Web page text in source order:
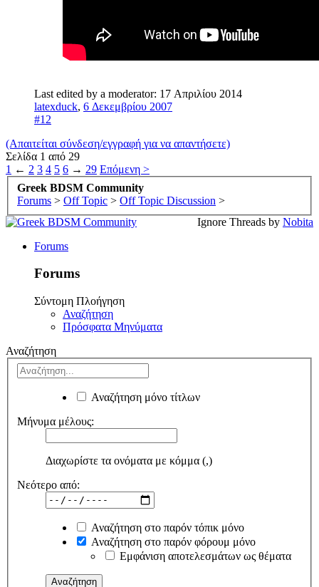
Last edited by a moderator: 17 Απριλίου 2014
latexduck, 6 Δεκεμβρίου 2007
#12
(Απαιτείται σύνδεση/εγγραφή για να απαντήσετε)
Σελίδα 1 από 29
1 ← 2 3 4 5 6 → 29 Επόμενη >
Greek BDSM Community
Forums > Off Topic > Off Topic Discussion >
Ignore Threads by Nobita
Forums
Forums
Σύντομη Πλοήγηση
Αναζήτηση
Πρόσφατα Μηνύματα
Αναζήτηση
Αναζήτηση μόνο τίτλων
Μήνυμα μέλους:
Διαχωρίστε τα ονόματα με κόμμα (,)
Νεότερο από:
Αναζήτηση στο παρόν τόπικ μόνο
Αναζήτηση στο παρόν φόρουμ μόνο
Εμφάνιση αποτελεσμάτων ως θέματα